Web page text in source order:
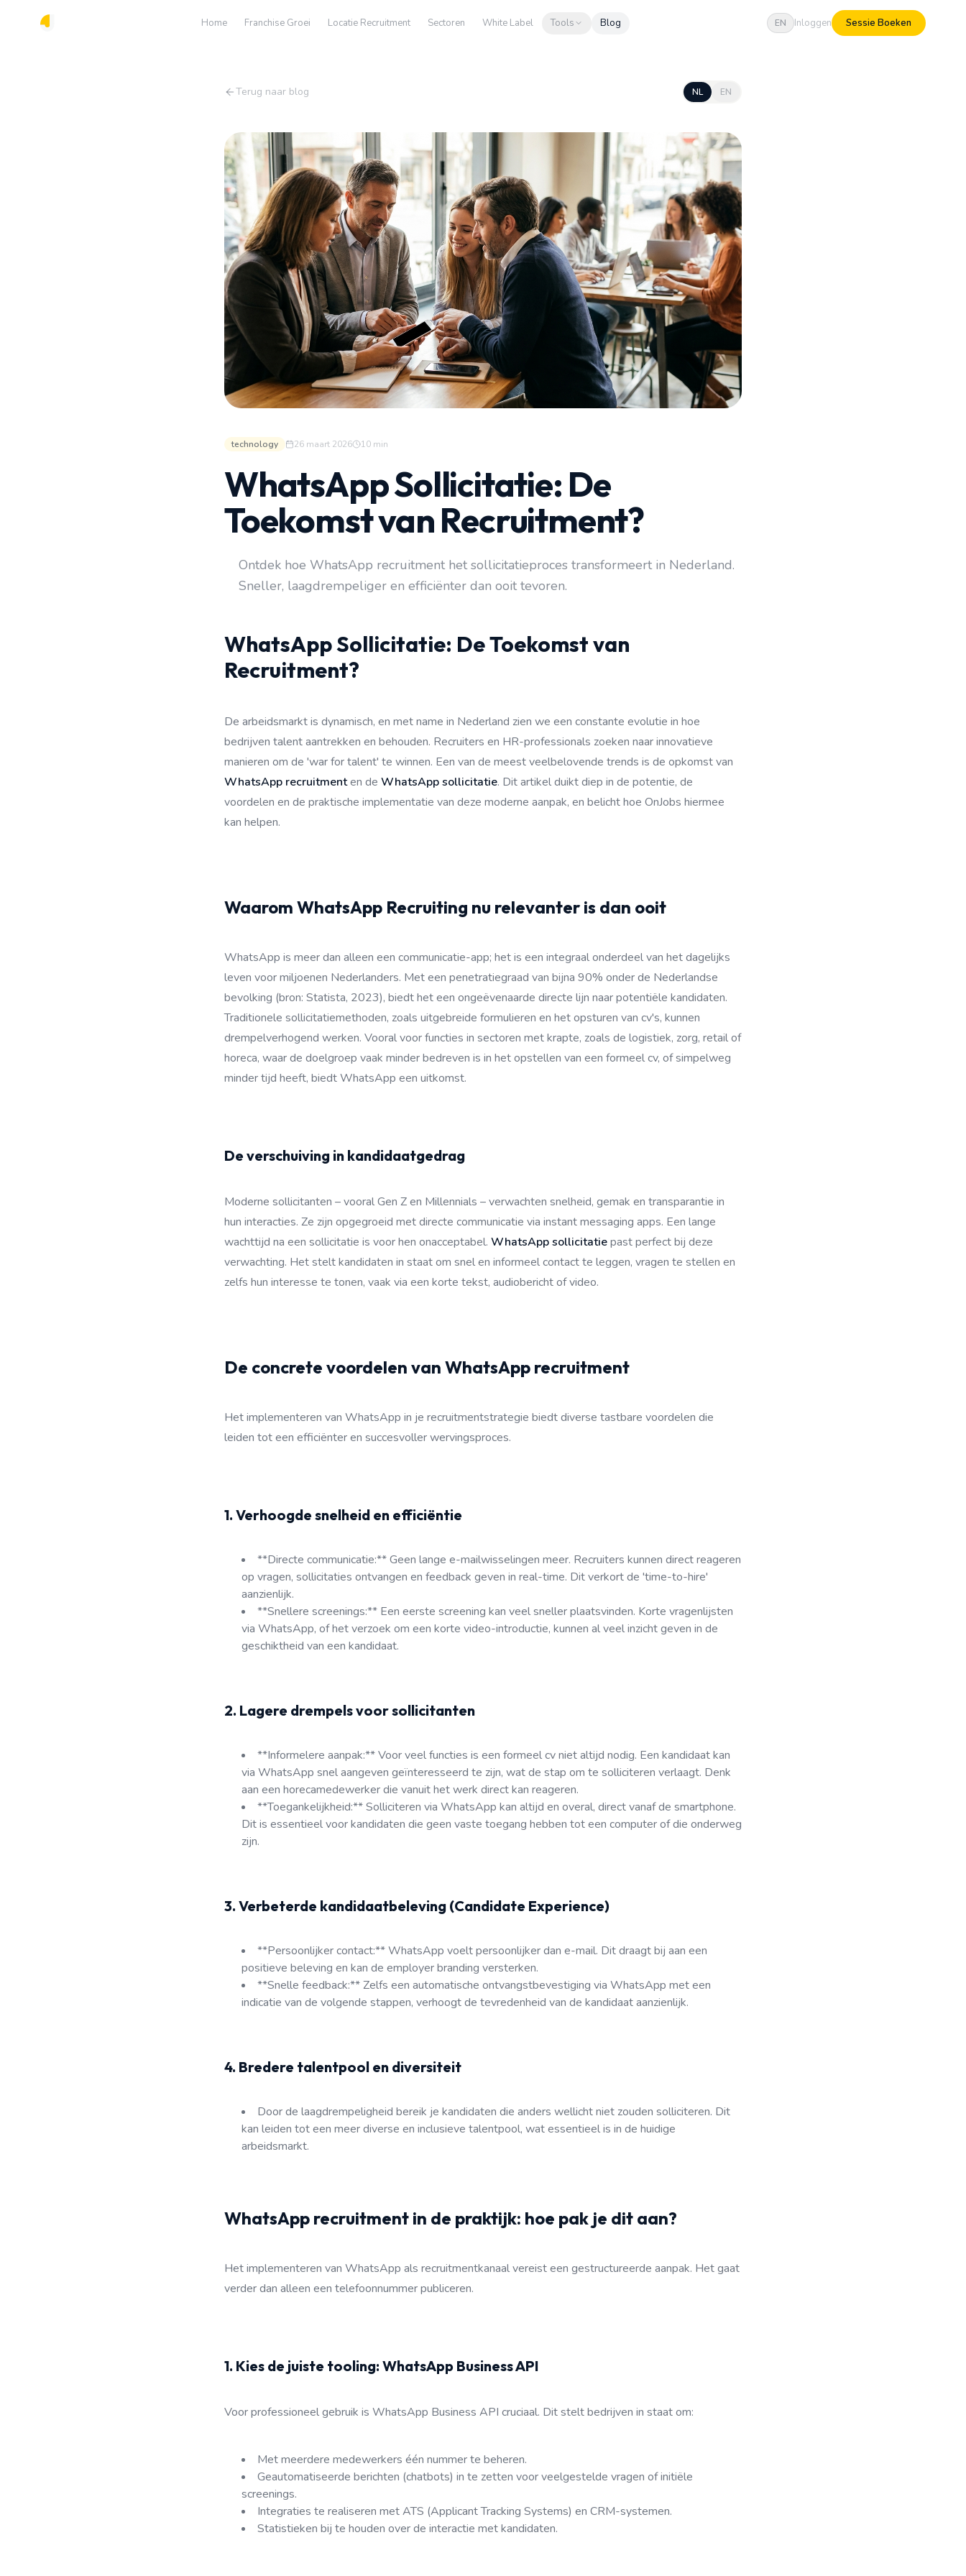
Home Franchise Groei Locatie Recruitment Sectoren White Label Tools Blog EN Inloggen Sessie Boeken
Terug naar blog NL EN
technology 26 maart 2026 10 min
WhatsApp Sollicitatie: De
Toekomst van Recruitment?
Ontdek hoe WhatsApp recruitment het sollicitatieproces transformeert in Nederland.
Sneller, laagdrempeliger en efficiënter dan ooit tevoren.
WhatsApp Sollicitatie: De Toekomst van
Recruitment?
De arbeidsmarkt is dynamisch, en met name in Nederland zien we een constante evolutie in hoe
bedrijven talent aantrekken en behouden. Recruiters en HR-professionals zoeken naar innovatieve
manieren om de 'war for talent' te winnen. Een van de meest veelbelovende trends is de opkomst van
WhatsApp recruitmenten de WhatsApp sollicitatie. Dit artikel duikt diep in de potentie, de
voordelen en de praktische implementatie van deze moderne aanpak, en belicht hoe OnJobs hiermee
kan helpen.
Waarom WhatsApp Recruiting nu relevanter is dan ooit
WhatsApp is meer dan alleen een communicatie-app; het is een integraal onderdeel van het dagelijks
leven voor miljoenen Nederlanders. Met een penetratiegraad van bijna 90% onder de Nederlandse
bevolking (bron: Statista, 2023), biedt het een ongeëvenaarde directe lijn naar potentiële kandidaten.
Traditionele sollicitatiemethoden, zoals uitgebreide formulieren en het opsturen van cv's, kunnen
drempelverhogend werken. Vooral voor functies in sectoren met krapte, zoals de logistiek, zorg, retail of
horeca, waar de doelgroep vaak minder bedreven is in het opstellen van een formeel cv, of simpelweg
minder tijd heeft, biedt WhatsApp een uitkomst.
De verschuiving in kandidaatgedrag
Moderne sollicitanten – vooral Gen Z en Millennials – verwachten snelheid, gemak en transparantie in
hun interacties. Ze zijn opgegroeid met directe communicatie via instant messaging apps. Een lange
wachttijd na een sollicitatie is voor hen onacceptabel. WhatsApp sollicitatiepast perfect bij deze
verwachting. Het stelt kandidaten in staat om snel en informeel contact te leggen, vragen te stellen en
zelfs hun interesse te tonen, vaak via een korte tekst, audiobericht of video.
De concrete voordelen van WhatsApp recruitment
Het implementeren van WhatsApp in je recruitmentstrategie biedt diverse tastbare voordelen die
leiden tot een efficiënter en succesvoller wervingsproces.
1. Verhoogde snelheid en efficiëntie
**Directe communicatie:** Geen lange e-mailwisselingen meer. Recruiters kunnen direct reageren
op vragen, sollicitaties ontvangen en feedback geven in real-time. Dit verkort de 'time-to-hire'
aanzienlijk.
**Snellere screenings:** Een eerste screening kan veel sneller plaatsvinden. Korte vragenlijsten
via WhatsApp, of het verzoek om een korte video-introductie, kunnen al veel inzicht geven in de
geschiktheid van een kandidaat.
2. Lagere drempels voor sollicitanten
**Informelere aanpak:** Voor veel functies is een formeel cv niet altijd nodig. Een kandidaat kan
via WhatsApp snel aangeven geïnteresseerd te zijn, wat de stap om te solliciteren verlaagt. Denk
aan een horecamedewerker die vanuit het werk direct kan reageren.
**Toegankelijkheid:** Solliciteren via WhatsApp kan altijd en overal, direct vanaf de smartphone.
Dit is essentieel voor kandidaten die geen vaste toegang hebben tot een computer of die onderweg
zijn.
3. Verbeterde kandidaatbeleving (Candidate Experience)
**Persoonlijker contact:** WhatsApp voelt persoonlijker dan e-mail. Dit draagt bij aan een
positieve beleving en kan de employer branding versterken.
**Snelle feedback:** Zelfs een automatische ontvangstbevestiging via WhatsApp met een
indicatie van de volgende stappen, verhoogt de tevredenheid van de kandidaat aanzienlijk.
4. Bredere talentpool en diversiteit
Door de laagdrempeligheid bereik je kandidaten die anders wellicht niet zouden solliciteren. Dit
kan leiden tot een meer diverse en inclusieve talentpool, wat essentieel is in de huidige
arbeidsmarkt.
WhatsApp recruitment in de praktijk: hoe pak je dit aan?
Het implementeren van WhatsApp als recruitmentkanaal vereist een gestructureerde aanpak. Het gaat
verder dan alleen een telefoonnummer publiceren.
1. Kies de juiste tooling: WhatsApp Business API
Voor professioneel gebruik is WhatsApp Business API cruciaal. Dit stelt bedrijven in staat om:
Met meerdere medewerkers één nummer te beheren.
Geautomatiseerde berichten (chatbots) in te zetten voor veelgestelde vragen of initiële
screenings.
Integraties te realiseren met ATS (Applicant Tracking Systems) en CRM-systemen.
Statistieken bij te houden over de interactie met kandidaten.